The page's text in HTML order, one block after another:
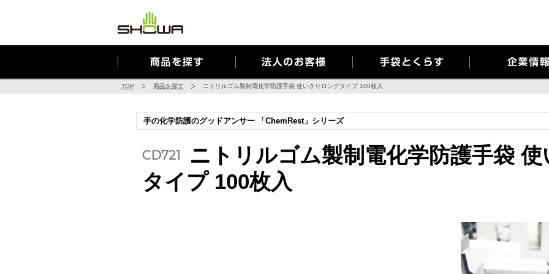
TOP 商品を探す ニトリルゴム製制電化学防護手袋 使いきりロングタイプ 100枚入
手の化学防護のグッドアンサー 「ChemRest」シリーズ
CD721
ニトリルゴム製制電化学防護手袋
タイプ 100枚入